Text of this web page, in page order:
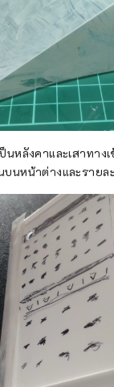
นหลังคาและเสาทา
นหน้าต่างและรายล